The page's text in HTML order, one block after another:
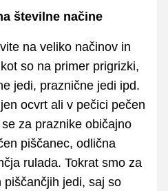
številne načine
na veliko načinov in
so na primer prigrizki,
jedi, praznične jedi ipd.
ocvrt ali v pečici pečen
za praznike običajno
piščanec, odlična
rulada. Tokrat smo za
jedi, saj so